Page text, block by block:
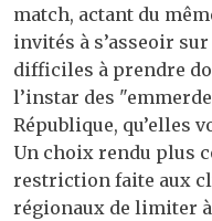
match, actant du
invités à s’asseoir
difficiles à prendre
l’instar des
République, qu’elles
Un choix rendu plus
restriction faite aux
régionaux de limiter